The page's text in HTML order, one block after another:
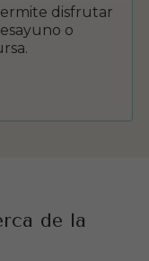
disfrutar
o
de la